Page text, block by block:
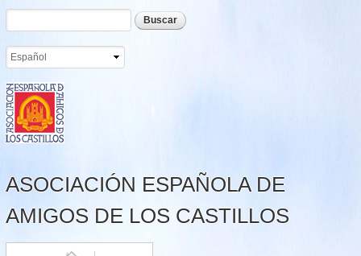
Pasar al
contenido
Formulario de búsqueda
Buscar
ASOCIACIÓN ESPAÑOLA DE
AMIGOS DE LOS CASTILLOS